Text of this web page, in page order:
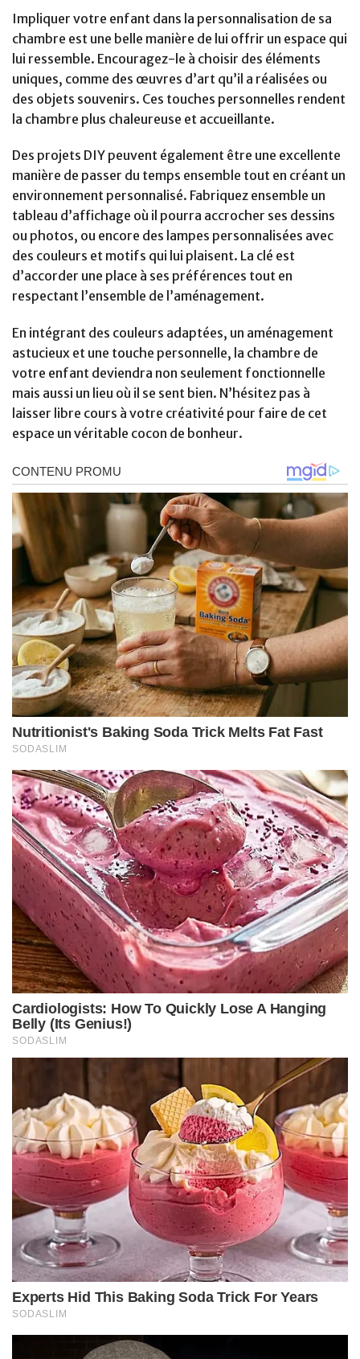
Impliquer votre enfant dans la personnalisation de sa
chambre est une belle manière de lui offrir un espace qui
lui ressemble. Encouragez-le à choisir des éléments
uniques, comme des œuvres d’art qu’il a réalisées ou
des objets souvenirs. Ces touches personnelles rendent
la chambre plus chaleureuse et accueillante.
Des projets DIY peuvent également être une excellente
manière de passer du temps ensemble tout en créant un
environnement personnalisé. Fabriquez ensemble un
tableau d’affichage où il pourra accrocher ses dessins
ou photos, ou encore des lampes personnalisées avec
des couleurs et motifs qui lui plaisent. La clé est
d’accorder une place à ses préférences tout en
respectant l’ensemble de l’aménagement.
En intégrant des couleurs adaptées, un aménagement
astucieux et une touche personnelle, la chambre de
votre enfant deviendra non seulement fonctionnelle
mais aussi un lieu où il se sent bien. N’hésitez pas à
laisser libre cours à votre créativité pour faire de cet
espace un véritable cocon de bonheur.